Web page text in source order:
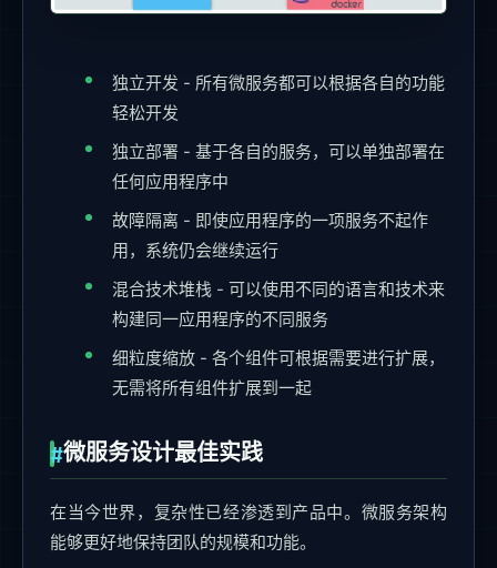
独立开发 - 所有微服务都可以根据各自的功能
轻松开发
独立部署 - 基于各自的服务，可以单独部署在
任何应用程序中
故障隔离 - 即使应用程序的一项服务不起作
用，系统仍会继续运行
混合技术堆栈 - 可以使用不同的语言和技术来
构建同一应用程序的不同服务
细粒度缩放 - 各个组件可根据需要进行扩展，
无需将所有组件扩展到一起
微服务设计最佳实践
在当今世界，复杂性已经渗透到产品中。微服务架构
能够更好地保持团队的规模和功能。